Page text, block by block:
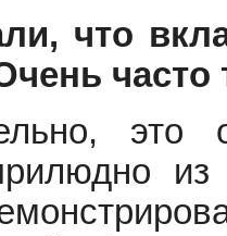
что
часто
из